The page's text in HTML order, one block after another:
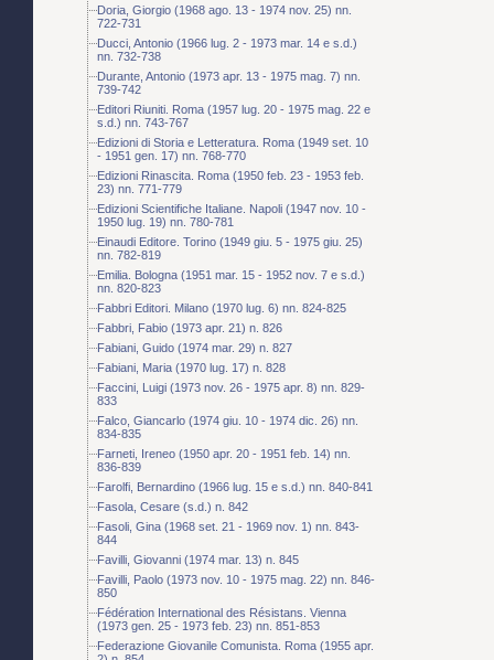
Doria, Giorgio (1968 ago. 13 - 1974 nov. 25) nn.
722-731
Ducci, Antonio (1966 lug. 2 - 1973 mar. 14 e s.d.)
nn. 732-738
Durante, Antonio (1973 apr. 13 - 1975 mag. 7) nn.
739-742
Editori Riuniti. Roma (1957 lug. 20 - 1975 mag. 22 e
s.d.) nn. 743-767
Edizioni di Storia e Letteratura. Roma (1949 set. 10
- 1951 gen. 17) nn. 768-770
Edizioni Rinascita. Roma (1950 feb. 23 - 1953 feb.
23) nn. 771-779
Edizioni Scientifiche Italiane. Napoli (1947 nov. 10 -
1950 lug. 19) nn. 780-781
Einaudi Editore. Torino (1949 giu. 5 - 1975 giu. 25)
nn. 782-819
Emilia. Bologna (1951 mar. 15 - 1952 nov. 7 e s.d.)
nn. 820-823
Fabbri Editori. Milano (1970 lug. 6) nn. 824-825
Fabbri, Fabio (1973 apr. 21) n. 826
Fabiani, Guido (1974 mar. 29) n. 827
Fabiani, Maria (1970 lug. 17) n. 828
Faccini, Luigi (1973 nov. 26 - 1975 apr. 8) nn. 829-
833
Falco, Giancarlo (1974 giu. 10 - 1974 dic. 26) nn.
834-835
Farneti, Ireneo (1950 apr. 20 - 1951 feb. 14) nn.
836-839
Farolfi, Bernardino (1966 lug. 15 e s.d.) nn. 840-841
Fasola, Cesare (s.d.) n. 842
Fasoli, Gina (1968 set. 21 - 1969 nov. 1) nn. 843-
844
Favilli, Giovanni (1974 mar. 13) n. 845
Favilli, Paolo (1973 nov. 10 - 1975 mag. 22) nn. 846-
850
Fédération International des Résistans. Vienna
(1973 gen. 25 - 1973 feb. 23) nn. 851-853
Federazione Giovanile Comunista. Roma (1955 apr.